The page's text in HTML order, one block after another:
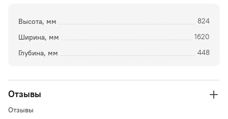
Высота, мм 824
Ширина, мм 1620
Глубина, мм 448
Отзывы
Отзывы